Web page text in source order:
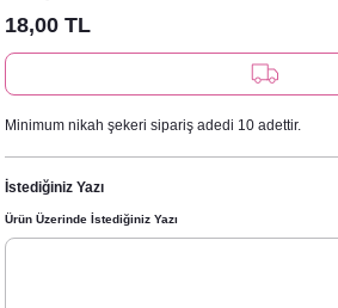
18,00 TL
Minimum nikah şekeri sipariş adedi 10 adettir.
İstediğiniz Yazı
Ürün Üzerinde İstediğiniz Yazı